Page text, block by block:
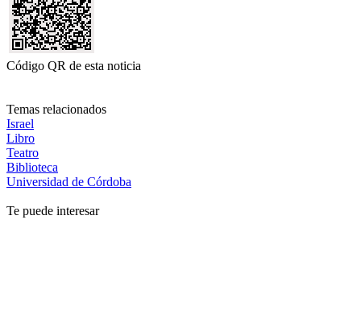
Código QR de esta noticia
Temas relacionados
Israel
Libro
Teatro
Biblioteca
Universidad de Córdoba
Te puede interesar